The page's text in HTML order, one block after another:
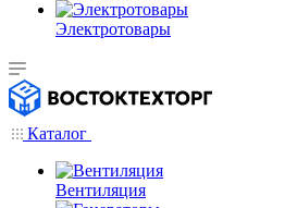
Электротовары
Каталог
Вентиляция